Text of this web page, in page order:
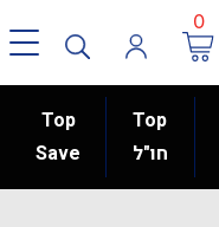
0
Top
Save
Top
חו"ל